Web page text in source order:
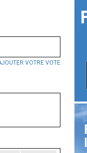
VOTRE VOTE